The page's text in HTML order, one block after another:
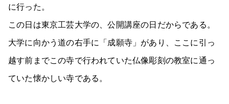
に行った。
この日は東京工芸大学の、公開講座の日だからである。
大学に向かう道の右手に「成願寺」があり、ここに引っ
越す前までこの寺で行われていた仏像彫刻の教室に通っ
ていた懐かしい寺である。